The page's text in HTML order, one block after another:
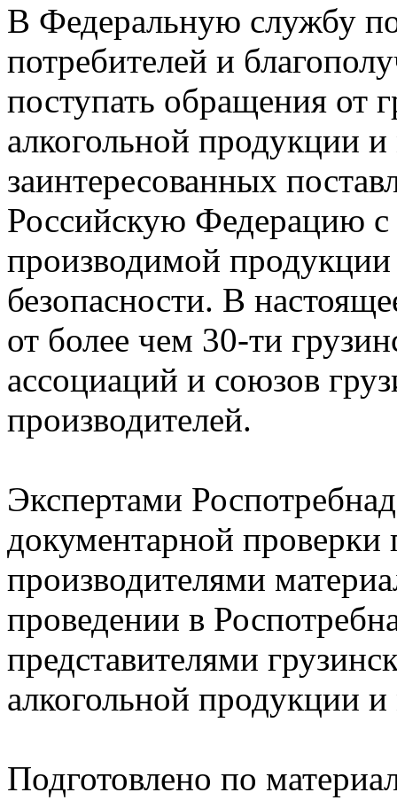
В Федеральную службу
потребителей и
поступать обращения от
алкогольной продукции
заинтересованных
Российскую Федерацию с
производимой продукции
безопасности. В
от более чем 30-ти
ассоциаций и союзов
производителей.
Экспертами
документарной проверки
производителями
проведении в
представителями
алкогольной продукции
Подготовлено по